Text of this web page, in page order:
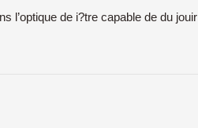
de i?tre capable de du